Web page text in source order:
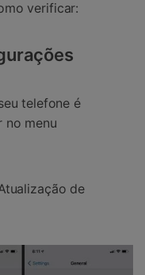
verificar:
telefone é
no menu
de